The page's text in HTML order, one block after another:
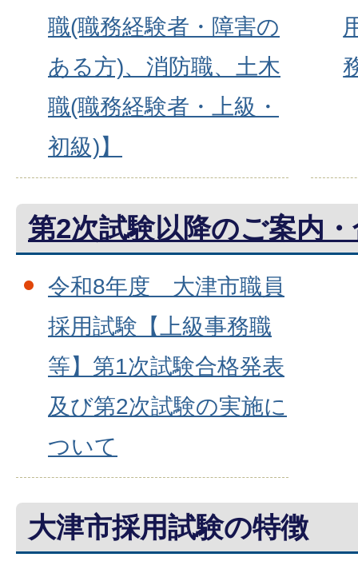
職(職務経験者・障害の
ある方)、消防職、土木
職(職務経験者・上級・
初級)】
第2次試験以降のご案内
令和8年度 大津市職員
採用試験【上級事務職
等】第1次試験合格発表
及び第2次試験の実施に
ついて
大津市採用試験の特徴